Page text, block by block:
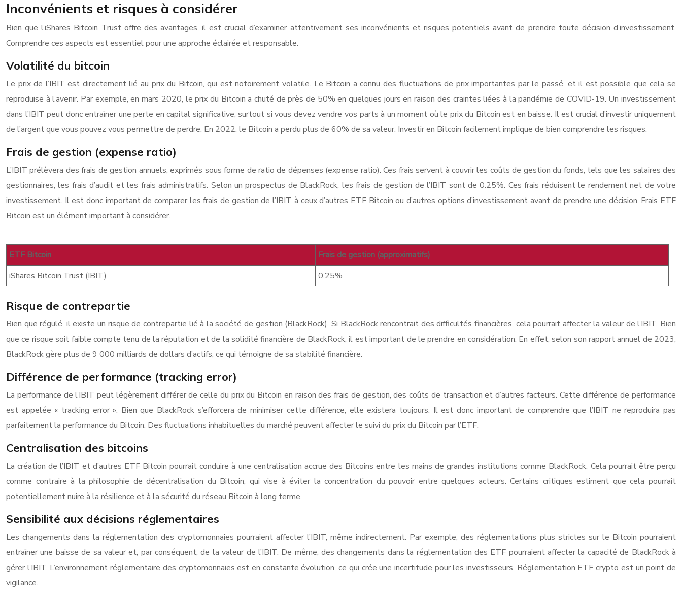
Inconvénients et risques à considérer
Bien que l’iShares Bitcoin Trust offre des avantages, il est crucial d’examiner attentivement ses inconvénients et risques potentiels avant de prendre toute décision d’investissement.
Comprendre ces aspects est essentiel pour une approche éclairée et responsable.
Volatilité du bitcoin
Le prix de l’IBIT est directement lié au prix du Bitcoin, qui est notoirement volatile. Le Bitcoin a connu des fluctuations de prix importantes par le passé, et il est possible que cela se
reproduise à l’avenir. Par exemple, en mars 2020, le prix du Bitcoin a chuté de près de 50% en quelques jours en raison des craintes liées à la pandémie de COVID-19. Un investissement
dans l’IBIT peut donc entraîner une perte en capital significative, surtout si vous devez vendre vos parts à un moment où le prix du Bitcoin est en baisse. Il est crucial d’investir uniquement
de l’argent que vous pouvez vous permettre de perdre. En 2022, le Bitcoin a perdu plus de 60% de sa valeur. Investir en Bitcoin facilement implique de bien comprendre les risques.
Frais de gestion (expense ratio)
L’IBIT prélèvera des frais de gestion annuels, exprimés sous forme de ratio de dépenses (expense ratio). Ces frais servent à couvrir les coûts de gestion du fonds, tels que les salaires des
gestionnaires, les frais d’audit et les frais administratifs. Selon un prospectus de BlackRock, les frais de gestion de l’IBIT sont de 0.25%. Ces frais réduisent le rendement net de votre
investissement. Il est donc important de comparer les frais de gestion de l’IBIT à ceux d’autres ETF Bitcoin ou d’autres options d’investissement avant de prendre une décision. Frais ETF
Bitcoin est un élément important à considérer.
ETF Bitcoin
Frais de gestion (approximatifs)
iShares Bitcoin Trust (IBIT)
0.25%
Risque de contrepartie
Bien que régulé, il existe un risque de contrepartie lié à la société de gestion (BlackRock). Si BlackRock rencontrait des difficultés financières, cela pourrait affecter la valeur de l’IBIT. Bien
que ce risque soit faible compte tenu de la réputation et de la solidité financière de BlackRock, il est important de le prendre en considération. En effet, selon son rapport annuel de 2023,
BlackRock gère plus de 9 000 milliards de dollars d’actifs, ce qui témoigne de sa stabilité financière.
Différence de performance (tracking error)
La performance de l’IBIT peut légèrement différer de celle du prix du Bitcoin en raison des frais de gestion, des coûts de transaction et d’autres facteurs. Cette différence de performance
est appelée « tracking error ». Bien que BlackRock s’efforcera de minimiser cette différence, elle existera toujours. Il est donc important de comprendre que l’IBIT ne reproduira pas
parfaitement la performance du Bitcoin. Des fluctuations inhabituelles du marché peuvent affecter le suivi du prix du Bitcoin par l’ETF.
Centralisation des bitcoins
La création de l’IBIT et d’autres ETF Bitcoin pourrait conduire à une centralisation accrue des Bitcoins entre les mains de grandes institutions comme BlackRock. Cela pourrait être perçu
comme contraire à la philosophie de décentralisation du Bitcoin, qui vise à éviter la concentration du pouvoir entre quelques acteurs. Certains critiques estiment que cela pourrait
potentiellement nuire à la résilience et à la sécurité du réseau Bitcoin à long terme.
Sensibilité aux décisions réglementaires
Les changements dans la réglementation des cryptomonnaies pourraient affecter l’IBIT, même indirectement. Par exemple, des réglementations plus strictes sur le Bitcoin pourraient
entraîner une baisse de sa valeur et, par conséquent, de la valeur de l’IBIT. De même, des changements dans la réglementation des ETF pourraient affecter la capacité de BlackRock à
gérer l’IBIT. L’environnement réglementaire des cryptomonnaies est en constante évolution, ce qui crée une incertitude pour les investisseurs. Réglementation ETF crypto est un point de
vigilance.